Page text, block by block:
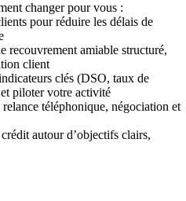
changer pour vous :
pour réduire les délais de
recouvrement amiable structuré,
client
clés (DSO, taux de
piloter votre activité
téléphonique, négociation et
autour d’objectifs clairs,